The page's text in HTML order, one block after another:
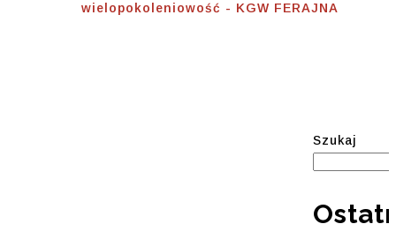
wielopokoleniowość - KGW FERAJNA
Szukaj